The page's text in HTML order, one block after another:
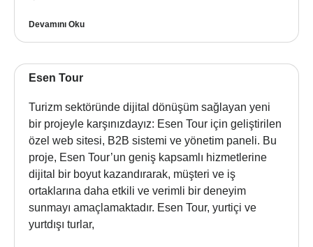
Devamını Oku
Esen Tour
Turizm sektöründe dijital dönüşüm sağlayan yeni
bir projeyle karşınızdayız: Esen Tour için geliştirilen
özel web sitesi, B2B sistemi ve yönetim paneli. Bu
proje, Esen Tour’un geniş kapsamlı hizmetlerine
dijital bir boyut kazandırarak, müşteri ve iş
ortaklarına daha etkili ve verimli bir deneyim
sunmayı amaçlamaktadır. Esen Tour, yurtiçi ve
yurtdışı turlar,